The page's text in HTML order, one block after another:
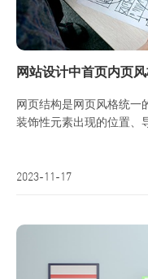
网站设计中首页内页
网页结构是网页风格统一
装饰性元素出现的位置、
及辅助导航的形形式及位
2023-11-17